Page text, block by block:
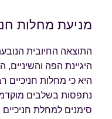
מניעת מחלות
התוצאה החיובית
היגיינת הפה והשיניים,
היא כי מחלות חניכיים
נתפסות בשלבים
סימנים למחלת